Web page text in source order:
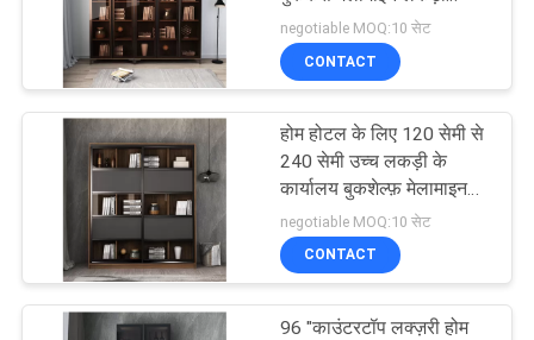
प्राचीन होटल फर्नीचर
चित्रित लकड़ी के
अलमारियाँ
फर्नीचर बुक शेल्फ
negotiable MOQ:10 सेट
CONTACT
होम होटल के लिए 120 सेमी से
240 सेमी उच्च लकड़ी के
कार्यालय बुकशेल्फ़ मेलामाइन
लकड़ी के फर्नीचर
negotiable MOQ:10 सेट
CONTACT
96 "काउंटरटॉप लक्ज़री होम